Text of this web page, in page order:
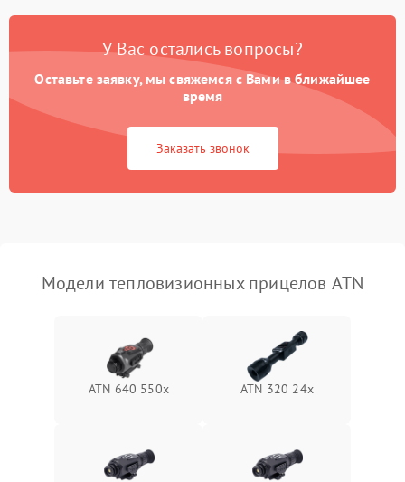
Неисправность системы
Поломка системы GPS 2000 ₽ Подробнее →
Повреждение системы
защиты от перегрузок
1500 ₽
автоматического
1500 ₽ Подробнее →
Неисправность системы
защиты от
Подробнее →
Неисправность системы
защиты от замыкания
Подробнее →
У Вас остались вопросы?
Оставьте заявку, мы свяжемся с Вами в ближайшее
время
Заказать звонок
Модели тепловизионных прицелов ATN
ATN 640 550x ATN 320 24x